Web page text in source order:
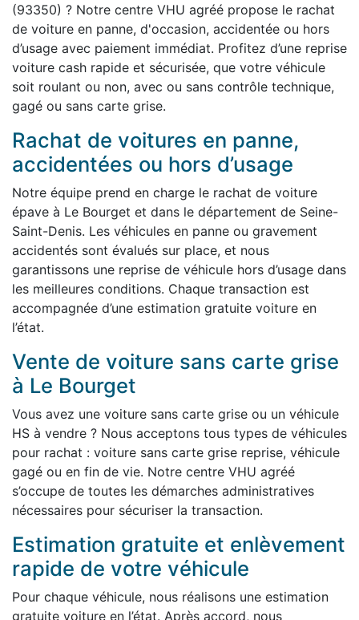
(93350) ? Notre centre VHU agréé propose le rachat
de voiture en panne, d'occasion, accidentée ou hors
d’usage avec paiement immédiat. Profitez d’une reprise
voiture cash rapide et sécurisée, que votre véhicule
soit roulant ou non, avec ou sans contrôle technique,
gagé ou sans carte grise.
Rachat de voitures en panne,
accidentées ou hors d’usage
Notre équipe prend en charge le rachat de voiture
épave à Le Bourget et dans le département de Seine-
Saint-Denis. Les véhicules en panne ou gravement
accidentés sont évalués sur place, et nous
garantissons une reprise de véhicule hors d’usage dans
les meilleures conditions. Chaque transaction est
accompagnée d’une estimation gratuite voiture en
l’état.
Vente de voiture sans carte grise
à Le Bourget
Vous avez une voiture sans carte grise ou un véhicule
HS à vendre ? Nous acceptons tous types de véhicules
pour rachat : voiture sans carte grise reprise, véhicule
gagé ou en fin de vie. Notre centre VHU agréé
s’occupe de toutes les démarches administratives
nécessaires pour sécuriser la transaction.
Estimation gratuite et enlèvement
rapide de votre véhicule
Pour chaque véhicule, nous réalisons une estimation
gratuite voiture en l’état. Après accord, nous